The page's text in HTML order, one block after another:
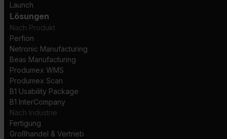
Launch
Lösungen
Nach Produkt
Perfion
Netronic Manufacturing
Beas Manufacturing
Produmex WMS
Produmex Scan
B1 Usability Package
B1 InterCompany
Nach Industrie
Fertigung
Großhandel & Vertrieb